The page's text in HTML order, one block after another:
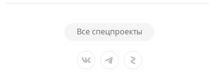
Все спецпроекты